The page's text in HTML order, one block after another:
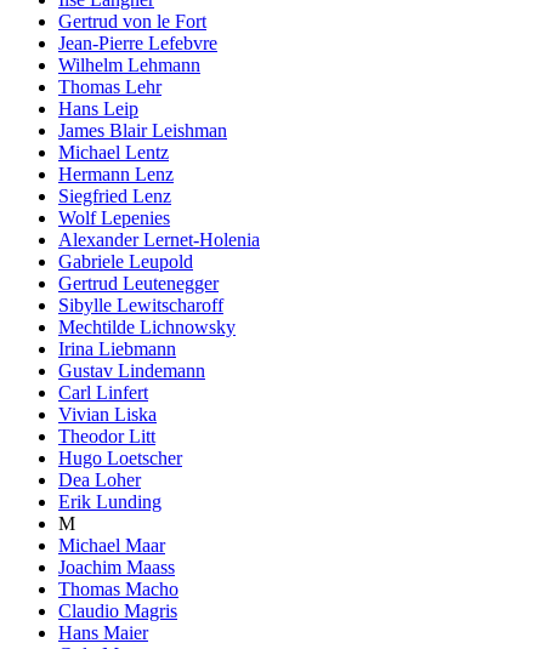
Gertrud von le Fort
Jean-Pierre Lefebvre
Wilhelm Lehmann
Thomas Lehr
Hans Leip
James Blair Leishman
Michael Lentz
Hermann Lenz
Siegfried Lenz
Wolf Lepenies
Alexander Lernet-Holenia
Gabriele Leupold
Gertrud Leutenegger
Sibylle Lewitscharoff
Mechtilde Lichnowsky
Irina Liebmann
Gustav Lindemann
Carl Linfert
Vivian Liska
Theodor Litt
Hugo Loetscher
Dea Loher
Erik Lunding
M
Michael Maar
Joachim Maass
Thomas Macho
Claudio Magris
Hans Maier